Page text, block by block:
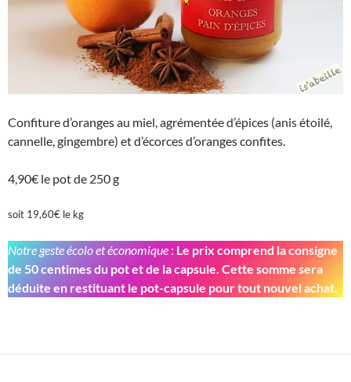
Confiture d’oranges au miel, agrémentée d’épices (anis étoilé,
cannelle, gingembre) et d’écorces d’oranges confites.
4,90€ le pot de 250 g
soit 19,60€ le kg
Notre geste écolo et économique : Le prix comprend la consigne
de 50 centimes du pot et de la capsule. Cette somme sera
déduite en restituant le pot-capsule pour tout nouvel achat.